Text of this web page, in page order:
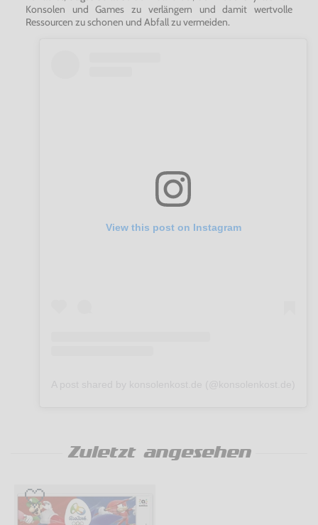
Konsolen und Games zu verlängern und damit wertvolle
Ressourcen zu schonen und Abfall zu vermeiden.
View this post on Instagram
Zuletzt angesehen